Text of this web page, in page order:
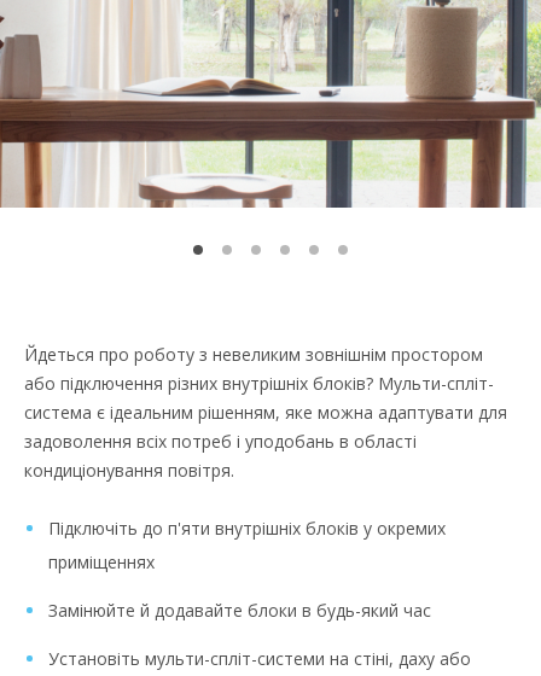
Йдеться про роботу з невеликим зовнішнім простором
або підключення різних внутрішніх блоків? Мульти-спліт-
система є ідеальним рішенням, яке можна адаптувати для
задоволення всіх потреб і уподобань в області
кондиціонування повітря.
Підключіть до п'яти внутрішніх блоків у окремих
приміщеннях
Замінюйте й додавайте блоки в будь-який час
Установіть мульти-спліт-системи на стіні, даху або